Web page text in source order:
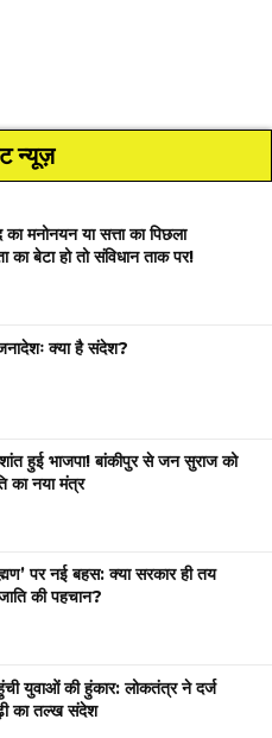
न्यूज़
का मनोनयन या सत्ता का पिछला
का बेटा हो तो संविधान ताक पर!
क्या है संदेश?
हुई भाजपा! बांकीपुर से जन सुराज को
का नया मंत्र
पर नई बहस: क्या सरकार ही तय
की पहचान?
युवाओं की हुंकार: लोकतंत्र ने दर्ज
का तल्ख संदेश